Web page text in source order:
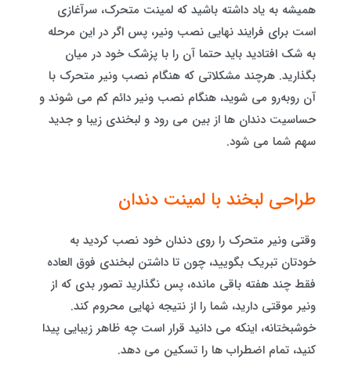
همیشه به یاد داشته باشید که لمینت متحرک، سرآغازی
است برای فرایند نهایی نصب ونیر، پس اگر در این مرحله
به شک افتادید باید حتما آن را با پزشک خود در میان
بگذارید. هرچند مشکلاتی که هنگام نصب ونیر متحرک با
آن روبه‌رو می شوید، هنگام نصب ونیر دائم کم می شوند و
حساسیت دندان ها از بین می رود و لبخندی زیبا و جدید
سهم شما می شود.
طراحی لبخند با لمینت دندان
وقتی ونیر متحرک را روی دندان خود نصب کردید به
خودتان تبریک بگویید، چون تا داشتن لبخندی فوق‌ العاده
فقط چند هفته باقی مانده، پس نگذارید تصور بدی که از
ونیر موقتی دارید، شما را از نتیجه نهایی محروم کند.
خوشبختانه، اینکه می دانید قرار است چه ظاهر زیبایی پیدا
کنید، تمام اضطراب ها را تسکین می دهد.